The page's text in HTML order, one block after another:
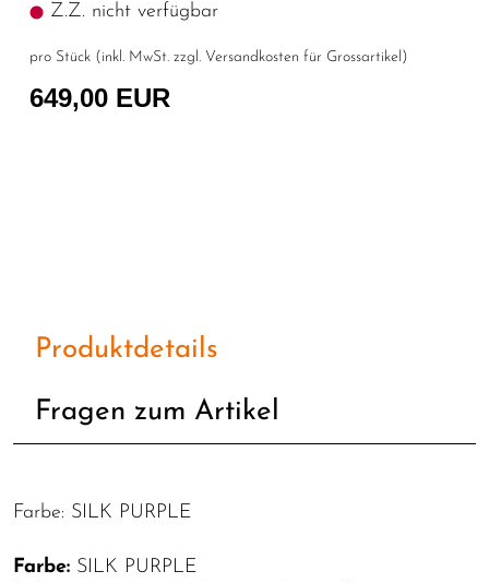
Z.Z. nicht verfügbar
pro Stück (inkl. MwSt. zzgl. Versandkosten für Grossartikel )
649,00 EUR
Produktdetails
Fragen zum Artikel
Farbe: SILK PURPLE
Farbe: SILK PURPLE